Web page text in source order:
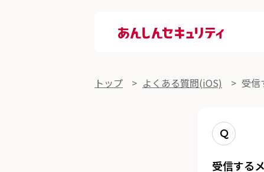
あんしんセキュリティ
トップ よくある質問(iOS) 受信
Q
受信する